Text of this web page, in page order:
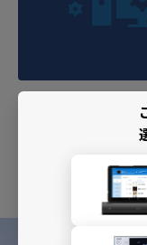
最新音楽ニ